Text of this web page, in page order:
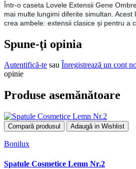
Într-o caseta Lovele Extensii Gene
mai multe lungimi diferite simultan.
crea ambele: extensii clasice și pentru a
Spune-ţi opinia
Autentifică-te sau Înregistrează un cont
opinie
Produse asemănătoare
Compară produsul Adaugă in Wishlist
Bonilux
Spatule Cosmetice Lemn Nr.2